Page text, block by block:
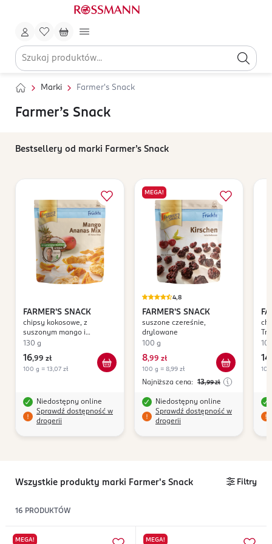
Marki Farmer's Snack
Farmer’s Snack
Bestsellery od marki Farmer’s Snack
FARMER'S SNACK
chipsy kokosowe, z
suszonym mango i
ananasem
130 g
16,99 zł
100 g = 13,07 zł
Niedostępny online
Sprawdź dostępność w
drogerii
MEGA!
4,8
FARMER'S SNACK
suszone czereśnie,
drylowane
100 g
8,99 zł
100 g = 8,99 zł
Najniższa cena: 13,99 zł
Niedostępny online
Sprawdź dostępność w
drogerii
14
100
Wszystkie produkty marki Farmer's Snack Filtry
16 PRODUKTÓW
MEGA! MEGA!